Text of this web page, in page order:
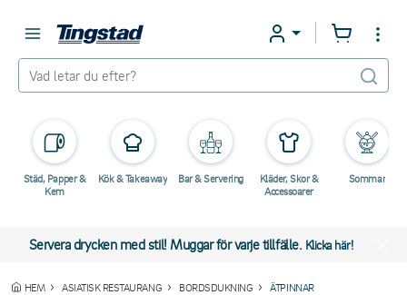
Städ, Papper &
Kem
Kök & Takeaway Bar & Servering
Kläder, Skor &
Accessoarer
Sommar
Servera drycken med stil! Muggar för varje tillfälle. Klicka här!
HEM ASIATISK RESTAURANG BORDSDUKNING ÄTPINNAR